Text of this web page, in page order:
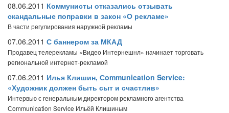
08.06.2011 Коммунисты отказались отзывать
скандальные поправки в закон «О рекламе»
В части регулирования наружной рекламы
07.06.2011 С баннером за МКАД
Продавец телерекламы «Видео Интернешнл» начинает торговать
региональной интернет-рекламой
07.06.2011 Илья Клишин, Сommunication Service:
«Художник должен быть сыт и счастлив»
Интервью с генеральным директором рекламного агентства
Сommunication Service Ильёй Клишиным